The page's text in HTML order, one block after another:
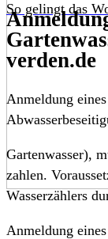
So gelingt das
verden.de
Anmeldung
Gartenwasser),
zahlen.
Wasserzählers
Anmeldung